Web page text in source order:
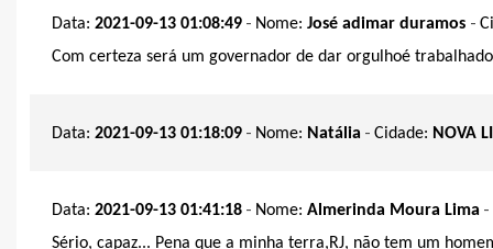
Data: 2021-09-13 01:08:49 - Nome: José adimar duramos -
Com certeza será um governador de dar orgulhoé
Data: 2021-09-13 01:18:09 - Nome: Natália - Cidade: NOVA
Data: 2021-09-13 01:41:18 - Nome: Almerinda Moura Lima -
Sério, capaz... Pena que a minha terra,RJ, não tem um